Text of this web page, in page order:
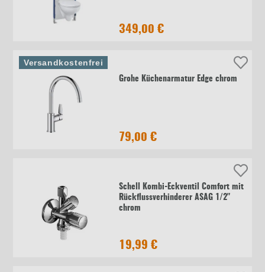
349,00 €
Grohe Küchenarmatur Edge chrom
79,00 €
Versandkostenfrei
Schell Kombi-Eckventil Comfort mit
Rückflussverhinderer ASAG 1/2"
chrom
19,99 €